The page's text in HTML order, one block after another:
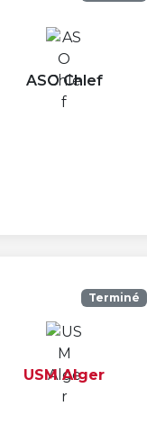
ASO Chlef
Terminé
USM Alger